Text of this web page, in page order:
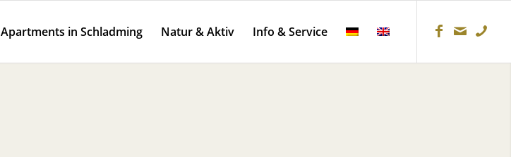
Apartments in Schladming Natur & Aktiv Info & Service